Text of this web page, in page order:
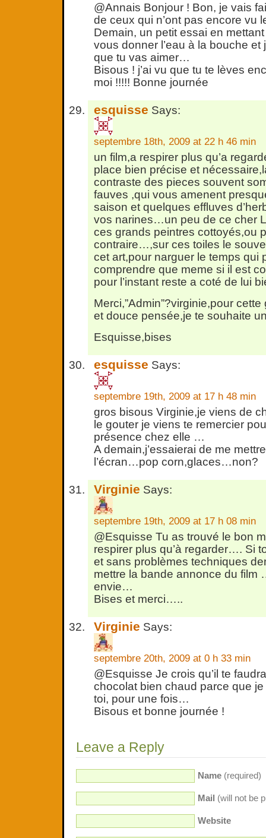
@Annais Bonjour ! Bon, je vais
de ceux qui n’ont pas encore vu
Demain, un petit essai en
vous donner l’eau à la bouche et
que tu vas aimer…
Bisous ! j’ai vu que tu te lèves
moi !!!!! Bonne journée
esquisse Says:
septembre 18th, 2009 at 22 h 46 min
un film,a respirer plus qu’a
place bien précise et
contraste des pieces souvent
fauves ,qui vous amenent
saison et quelques effluves
vos narines…un peu de ce cher
ces grands peintres cottoyés,ou
contraire…,sur ces toiles le
cet art,pour narguer le temps qui
comprendre que meme si il est
pour l’instant reste a coté de lui
Merci,”Admin”?virginie,pour
et douce pensée,je te souhaite
Esquisse,bises
esquisse Says:
septembre 19th, 2009 at 17 h 48 min
gros bisous Virginie,je viens de
le gouter je viens te remercier
présence chez elle …
A demain,j’essaierai de me
l’écran…pop corn,glaces…non?
Virginie Says:
septembre 19th, 2009 at 17 h 08 min
@Esquisse Tu as trouvé le bon
respirer plus qu’à regarder…. Si
et sans problèmes techniques
mettre la bande annonce du film
envie…
Bises et merci…..
Virginie Says:
septembre 20th, 2009 at 0 h 33 min
@Esquisse Je crois qu’il te
chocolat bien chaud parce que
toi, pour une fois…
Bisous et bonne journée !
Leave a Reply
Name (required)
Mail (will not be
Website